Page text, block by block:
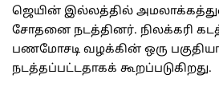
ஜெயின் இல்லத்தில்
சோதனை நடத்தினர். நிலக்கரி
பணமோசடி வழக்கின் ஒரு
நடத்தப்பட்டதாகக் கூறப்படுகிறது.